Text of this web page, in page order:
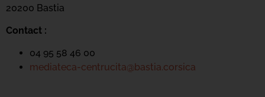
20200 Bastia
Contact :
04 95 58 46 00
mediateca-centrucita@bastia.corsica